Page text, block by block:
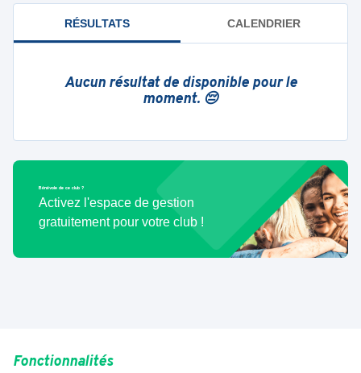
RÉSULTATS CALENDRIER
Aucun résultat de disponible pour le
moment. 😔
Bénévole de ce club ?
Activez l'espace de gestion
gratuitement pour votre club !
Fonctionnalités